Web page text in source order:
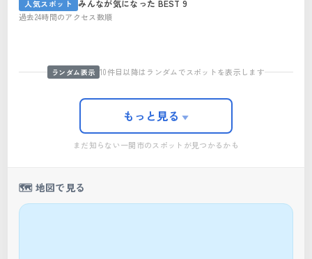
人気スポット みんなが気になった BEST 9
過去24時間のアクセス数順
一関シネプラザ
菅原正信商店
ランダム表示 10件目以降はランダムでスポットを表示します
もっと見る ▼
まだ知らない一関市のスポットが見つかるかも
🗺️ 地図で見る